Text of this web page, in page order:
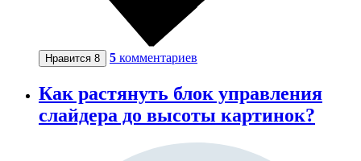
Нравится 8 5 комментариев
Как растянуть блок управления
слайдера до высоты картинок?